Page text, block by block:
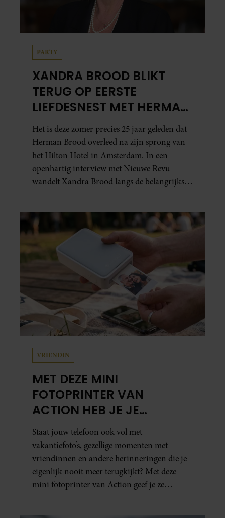
PARTY
XANDRA BROOD BLIKT
TERUG OP EERSTE
LIEFDESNEST MET HERMAN
BROOD: “HIER IS LOLA
GEBOREN”
Het is deze zomer precies 25 jaar geleden dat
Herman Brood overleed na zijn sprong van
het Hilton Hotel in Amsterdam. In een
openhartig interview met Nieuwe Revu
wandelt Xandra Brood langs de belangrijkste
Leidsedwarsstraat roept een stortvloed aan
herinneringen op. Daar begon hun leven
samen en werd dochter Lola geboren.
VRIENDIN
MET DEZE MINI
FOTOPRINTER VAN
ACTION HEB JE JE
FAVORIETE FOTO’S BINNEN
ÉÉN MINUUT IN HANDEN
Staat jouw telefoon ook vol met
vakantiefoto’s, gezellige momenten met
vriendinnen en andere herinneringen die je
eigenlijk nooit meer terugkijkt? Met deze
mini fotoprinter van Action geef je ze